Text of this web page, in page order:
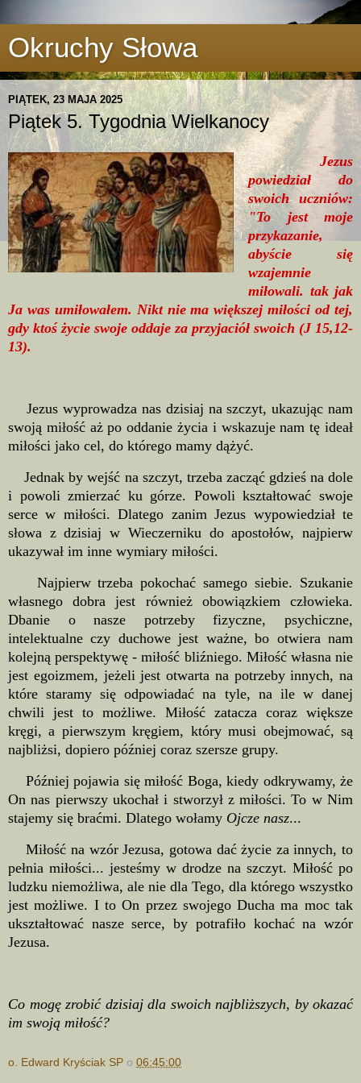
Okruchy Słowa
PIĄTEK, 23 MAJA 2025
Piątek 5. Tygodnia Wielkanocy
Jezus
powiedział do
swoich uczniów:
"To jest moje
przykazanie,
abyście się
wzajemnie
miłowali. tak jak
Ja was umiłowałem. Nikt nie ma większej miłości od tej,
gdy ktoś życie swoje oddaje za przyjaciół swoich (J 15,12-
13).
Jezus wyprowadza nas dzisiaj na szczyt, ukazując nam
swoją miłość aż po oddanie życia i wskazuje nam tę ideał
miłości jako cel, do którego mamy dążyć.
Jednak by wejść na szczyt, trzeba zacząć gdzieś na dole
i powoli zmierzać ku górze. Powoli kształtować swoje
serce w miłości. Dlatego zanim Jezus wypowiedział te
słowa z dzisiaj w Wieczerniku do apostołów, najpierw
ukazywał im inne wymiary miłości.
Najpierw trzeba pokochać samego siebie. Szukanie
własnego dobra jest również obowiązkiem człowieka.
Dbanie o nasze potrzeby fizyczne, psychiczne,
intelektualne czy duchowe jest ważne, bo otwiera nam
kolejną perspektywę - miłość bliźniego. Miłość własna nie
jest egoizmem, jeżeli jest otwarta na potrzeby innych, na
które staramy się odpowiadać na tyle, na ile w danej
chwili jest to możliwe. Miłość zatacza coraz większe
kręgi, a pierwszym kręgiem, który musi obejmować, są
najbliżsi, dopiero później coraz szersze grupy.
Później pojawia się miłość Boga, kiedy odkrywamy, że
On nas pierwszy ukochał i stworzył z miłości. To w Nim
stajemy się braćmi. Dlatego wołamy Ojcze nasz...
Miłość na wzór Jezusa, gotowa dać życie za innych, to
pełnia miłości... jesteśmy w drodze na szczyt. Miłość po
ludzku niemożliwa, ale nie dla Tego, dla którego wszystko
jest możliwe. I to On przez swojego Ducha ma moc tak
ukształtować nasze serce, by potrafiło kochać na wzór
Jezusa.
Co mogę zrobić dzisiaj dla swoich najbliższych, by okazać
im swoją miłość?
o. Edward Kryściak SP o 06:45:00